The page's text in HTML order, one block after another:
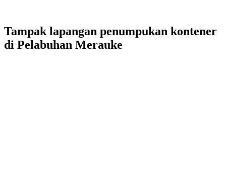
Tampak lapangan penumpukan kontener
di Pelabuhan Merauke